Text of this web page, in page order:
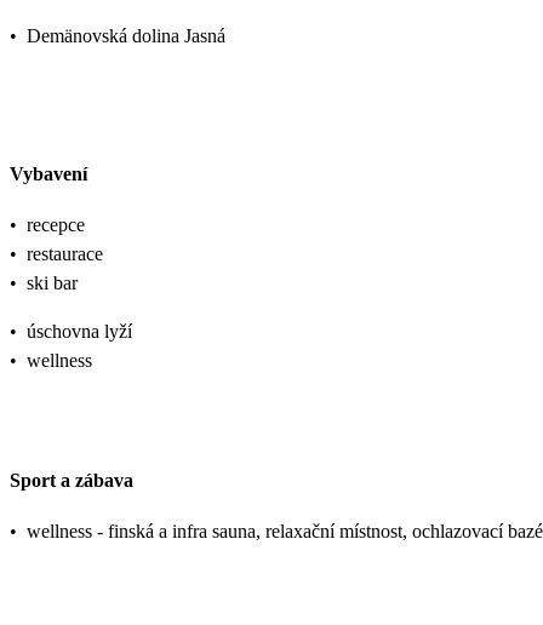
• Demänovská dolina Jasná
Vybavení
• recepce
• restaurace
• ski bar
• úschovna lyží
• wellness
Sport a zábava
• wellness - finská a infra sauna, relaxační místnost, ochlazovací